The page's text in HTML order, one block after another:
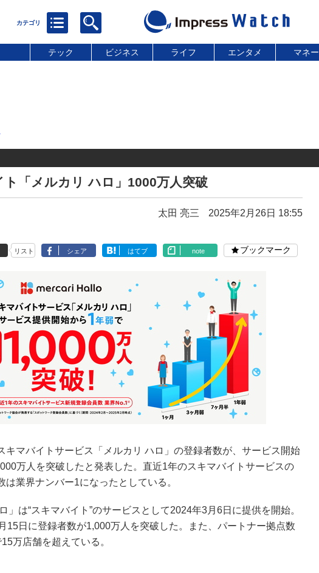
テック ビジネス ライフ エンタメ マネー
ト「メルカリ ハロ」1000万人突破
太田 亮三 2025年2月26日 18:55
リスト シェア はてブ note ブックマーク
キマバイトサービス「メルカリ ハロ」の登録者数が、サービス開始
万人を突破したと発表した。直近1年のスキマバイトサービスの
は業界ナンバー1になったとしている。
」は“スキマバイト”のサービスとして2024年3月6日に提供を開始。
15日に登録者数が1,000万人を突破した。また、パートナー拠点数
万店舗を超えている。